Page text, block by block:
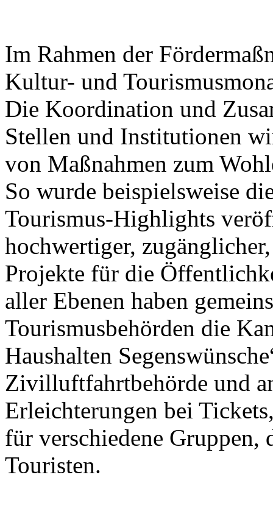
Im Rahmen der
Kultur- und
Die Koordination und
Stellen und Institutionen
von Maßnahmen zum
So wurde beispielsweise
Tourismus-Highlights
hochwertiger,
Projekte für die
aller Ebenen haben
Tourismusbehörden die
Haushalten
Zivilluftfahrtbehörde und
Erleichterungen bei
für verschiedene Gruppen,
Touristen.